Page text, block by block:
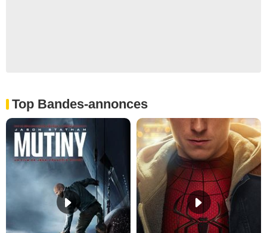
Top Bandes-annonces